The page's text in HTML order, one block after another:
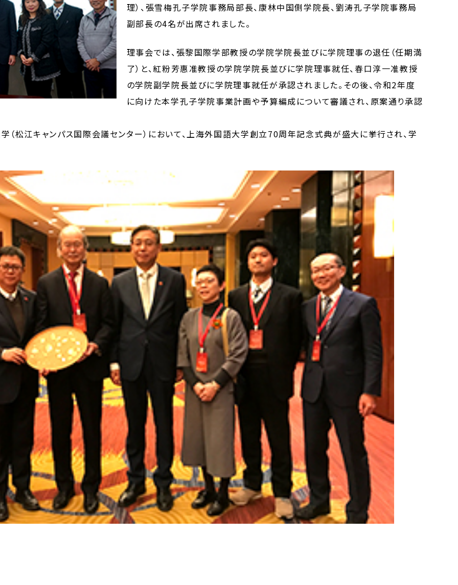
理）、張雪梅孔子学院事務局部長、康林中国側学院長、劉涛孔子学院事務局
副部長の4名が出席されました。
理事会では、張黎国際学部教授の学院学院長並びに学院理事の退任（任期満
了）と、紅粉芳惠准教授の学院学院長並びに学院理事就任、春口淳一准教授
の学院副学院長並びに学院理事就任が承認されました。その後、令和2年度
に向けた本学孔子学院事業計画や予算編成について審議され、原案通り承認
（松江キャンパス国際会議センター）において、上海外国語大学創立70周年記念式典が盛大に挙行され、学